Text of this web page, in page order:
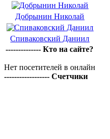
Добрынин Николай
Спиваковский Даниил
-------------- Кто на сайте?
Нет посетителей в онлайн
------------------ Счетчики